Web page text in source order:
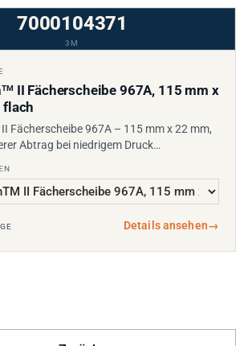
7000104371
3M
TMII Fächerscheibe 967A, 115 mm x
flach
II Fächerscheibe 967A – 115 mm x 22 mm,
Abtrag bei niedrigem Druck…
Details ansehen→